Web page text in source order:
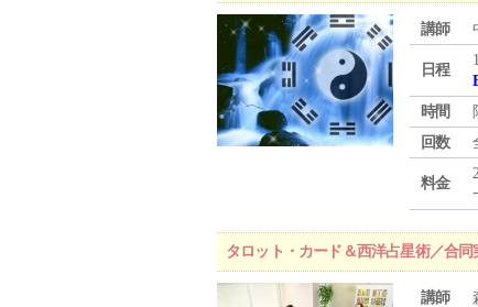
講師
日程
時間
回数
料金
タロット・カード＆西洋占星術／合
講師